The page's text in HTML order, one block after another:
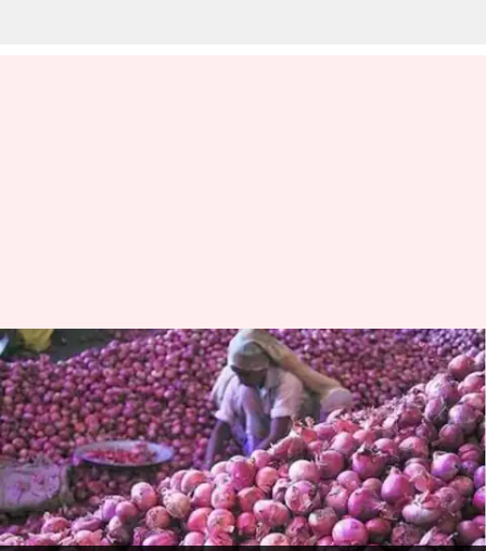
Onion Price: సగానికి పడిపోయిన
ఉల్లి ధర.. సంతోషంలో కస్ట‌మర్స్..
బాధలో రైతులు
వ్రాసిన వారు Stalin Dec 20, 2023 03:47 pm
ఈ వార్తాకథనం ఏంటి